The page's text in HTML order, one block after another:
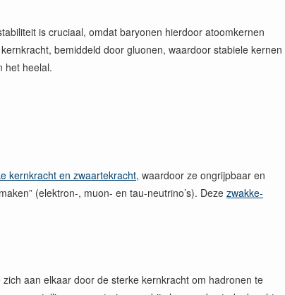
is cruciaal, omdat baryonen hierdoor atoomkernen
bemiddeld door gluonen, waardoor stabiele kernen
het heelal.
kernkracht en zwaartekracht, waardoor ze ongrijpbaar en
(elektron-, muon- en tau-neutrino’s). Deze zwakke-
aan elkaar door de sterke kernkracht om hadronen te